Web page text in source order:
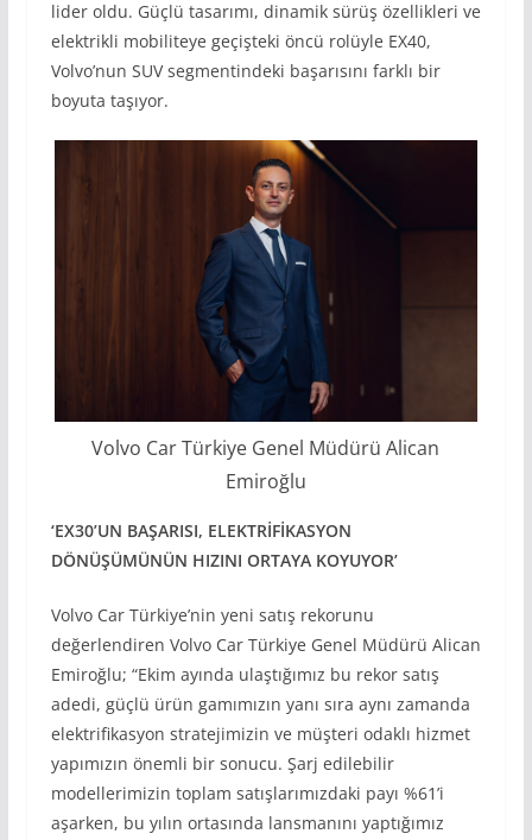
lider oldu. Güçlü tasarımı, dinamik sürüş özellikleri ve
elektrikli mobiliteye geçişteki öncü rolüyle EX40,
Volvo’nun SUV segmentindeki başarısını farklı bir
boyuta taşıyor.
Volvo Car Türkiye Genel Müdürü Alican
Emiroğlu
‘EX30’UN BAŞARISI, ELEKTRİFİKASYON
DÖNÜŞÜMÜNÜN HIZINI ORTAYA KOYUYOR’
Volvo Car Türkiye’nin yeni satış rekorunu
değerlendiren Volvo Car Türkiye Genel Müdürü Alican
Emiroğlu; “Ekim ayında ulaştığımız bu rekor satış
adedi, güçlü ürün gamımızın yanı sıra aynı zamanda
elektrifikasyon stratejimizin ve müşteri odaklı hizmet
yapımızın önemli bir sonucu. Şarj edilebilir
modellerimizin toplam satışlarımızdaki payı %61’i
aşarken, bu yılın ortasında lansmanını yaptığımız